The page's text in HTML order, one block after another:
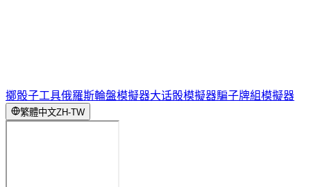
擲骰子工具俄羅斯輪盤模擬器大话骰模擬器騙子牌組模擬器
繁體中文ZH-TW